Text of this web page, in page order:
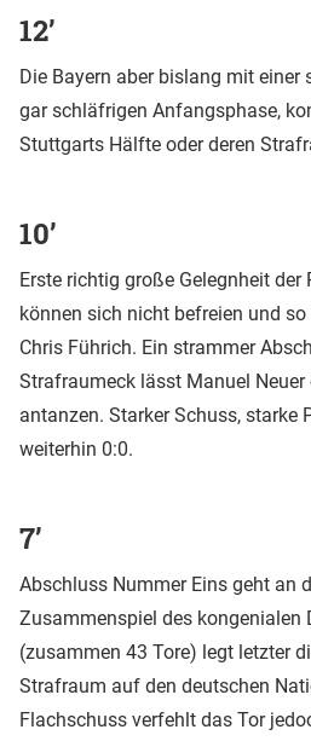
12’
Die Bayern aber bislang mit einer
gar schläfrigen Anfangsphase,
Stuttgarts Hälfte oder deren
10’
Erste richtig große Gelegnheit der
können sich nicht befreien und
Chris Führich. Ein strammer
Strafraumeck lässt Manuel
antanzen. Starker Schuss, starke
weiterhin 0:0.
7’
Abschluss Nummer Eins geht an
Zusammenspiel des kongenialen
(zusammen 43 Tore) legt letzter
Strafraum auf den deutschen
Flachschuss verfehlt das Tor